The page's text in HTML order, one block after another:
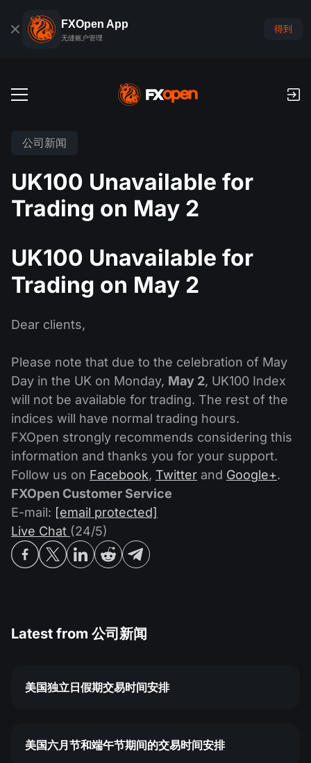
FXOpen App
无缝账户管理
得到
外汇模拟账户
佣金和库存费
付款
什么是PAMM?
信号提供者与追随者
交易者工具
外汇
商品
股份
ETF
加密货币
交易平台
交易平台
iOS FXOpen App
外汇VPS
经济日历
新闻和分析
股息日历
帮助中心
什么是CFD交易？
什么是ECN交易？
什么是外汇经纪商？
公司新闻
为什么是我们？
历史
联系我们
公司新闻
UK100 Unavailable for
Trading on May 2
UK100 Unavailable for
Trading on May 2
Dear clients,
Please note that due to the celebration of May
Day in the UK on Monday, May 2, UK100 Index
will not be available for trading. The rest of the
indices will have normal trading hours.
FXOpen strongly recommends considering this
information and thanks you for your support.
Follow us on Facebook, Twitter and Google+.
FXOpen Customer Service
E-mail: [email protected]
Live Chat (24/5)
Latest from 公司新闻
美国独立日假期交易时间安排
美国六月节和端午节期间的交易时间安排